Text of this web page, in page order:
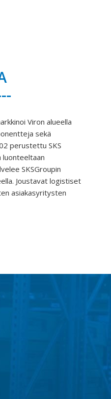
Viron alueella
sekä
perustettu SKS
luonteeltaan
SKSGroupin
Joustavat logistiset
asiakasyritysten